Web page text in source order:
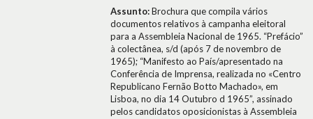
Assunto:Brochura que compila vários
documentos relativos à campanha eleitoral
para a Assembleia Nacional de 1965. “Prefácio”
à colectânea, s/d (após 7 de novembro de
1965); “Manifesto ao País/apresentado na
Conferência de Imprensa, realizada no «Centro
Republicano Fernão Botto Machado», em
Lisboa, no dia 14 Outubro d 1965”, assinado
pelos candidatos oposicionistas à Assembleia